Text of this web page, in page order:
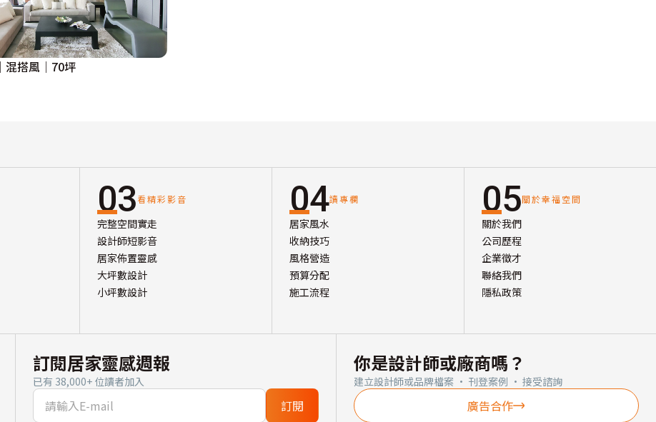
混搭風｜70坪
03看精彩影音
完整空間實走
設計師短影音
居家佈置靈感
大坪數設計
小坪數設計
04讀專欄
居家風水
收納技巧
風格營造
預算分配
施工流程
05關於幸福空間
關於我們
公司歷程
企業徵才
聯絡我們
隱私政策
訂閱居家靈感週報
已有 38,000+ 位讀者加入
訂閱
你是設計師或廠商嗎？
建立設計師或品牌檔案 · 刊登案例 · 接受諮詢
廣告合作